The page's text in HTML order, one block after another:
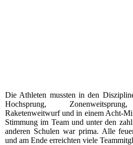
Die Athleten mussten in den
Hochsprung,
Raketenweitwurf und in einem Acht-
Stimmung im Team und unter den
anderen Schulen war prima. Alle
und am Ende erreichten viele